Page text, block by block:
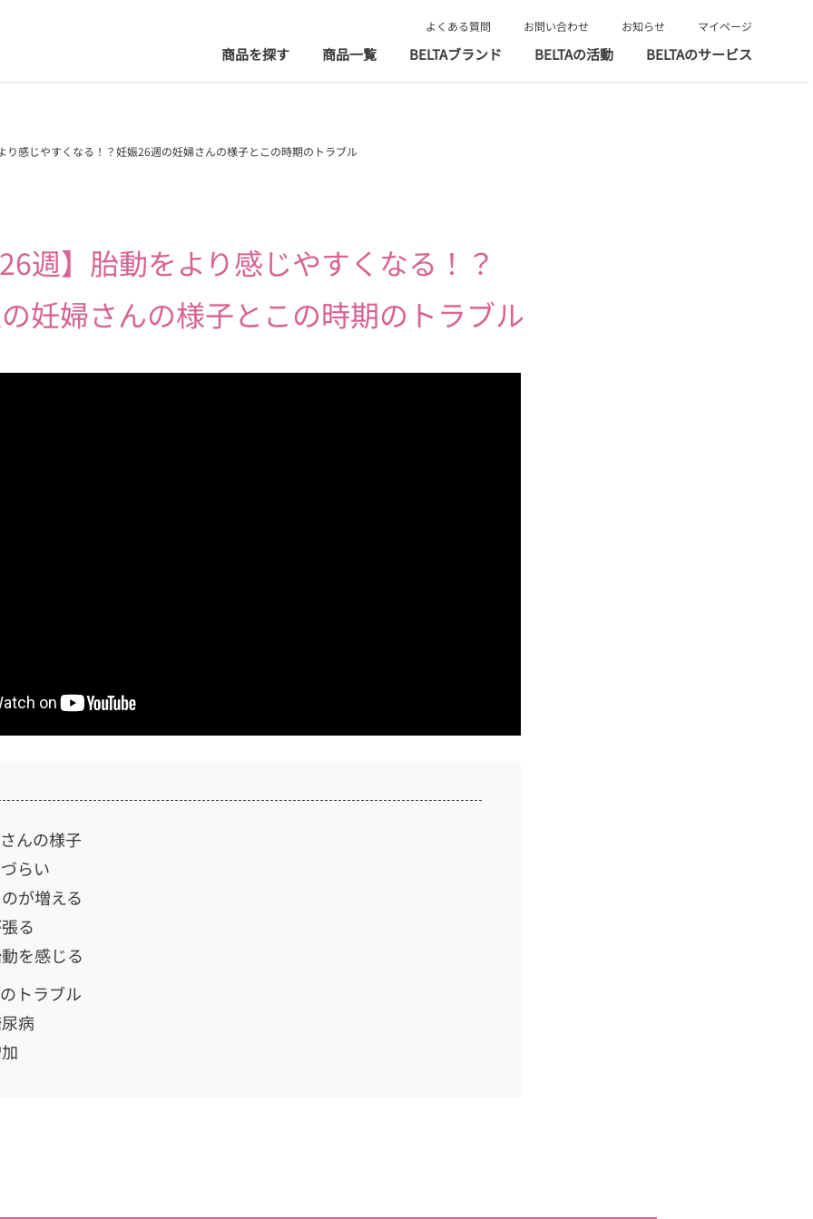
商品を探す
マイページ
お知らせ
お問い合わせ
よくある質問
商品一覧 BELTAブランド BELTAの活動 BELTAのサービス
り感じやすくなる！？妊娠26週の妊婦さんの様子とこの時期のトラブル
週】 胎動をより感じやすくなる！？
妊婦さんの様子と この時期のトラブル
んの様子
らい
が増える
る
を感じる
トラブル
病